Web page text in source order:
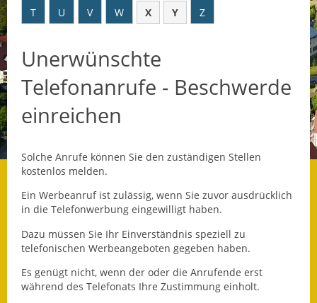
Datenschutz
Datenschutz im
Steueramt
wussten!
Informationsbroschüre
Lärmaktionsplan
T
U V W X Y Z
Unerwünschte
Telefonanrufe - Beschwerde
einreichen
Solche Anrufe können Sie den zuständigen Stellen
kostenlos melden.
Ein Werbeanruf ist zulässig, wenn Sie zuvor ausdrücklich
in die Telefonwerbung eingewilligt haben.
Dazu müssen Sie Ihr Einverständnis speziell zu
telefonischen Werbeangeboten gegeben haben.
Es genügt nicht, wenn der oder die Anrufende erst
während des Telefonats Ihre Zustimmung einholt.